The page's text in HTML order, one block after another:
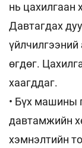
нь цахилгаан
Давтагдах
өгдөг.
хаагддаг.
• Бүх машины
давтамжийн
хэмнэлтийн